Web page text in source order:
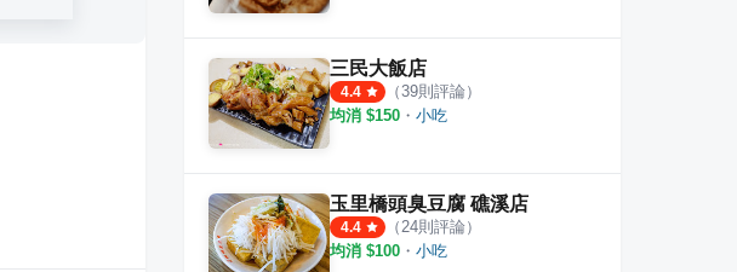
三民大飯店
4.4 （39則評論）
均消 $150 ・ 小吃
玉里橋頭臭豆腐 礁溪店
4.4 （ 24則評論）
均消 $100 ・ 小吃